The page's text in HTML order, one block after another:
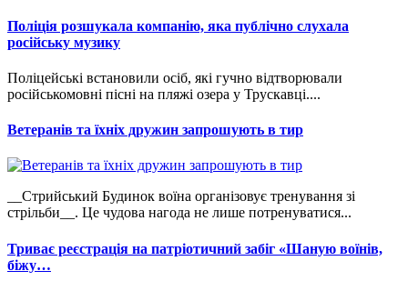
Поліція розшукала компанію, яка публічно слухала
російську музику
Поліцейські встановили осіб, які гучно відтворювали
російськомовні пісні на пляжі озера у Трускавці....
Ветеранів та їхніх дружин запрошують в тир
__Стрийський Будинок воїна організовує тренування зі
стрільби__. Це чудова нагода не лише потренуватися...
Триває реєстрація на патріотичний забіг «Шаную воїнів,
біжу…